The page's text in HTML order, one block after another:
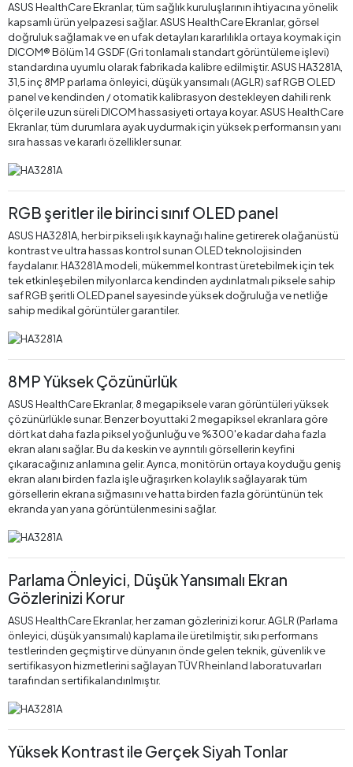
ASUS HealthCare Ekranlar, tüm sağlık kuruluşlarının ihtiyacına yönelik
kapsamlı ürün yelpazesi sağlar. ASUS HealthCare Ekranlar, görsel
doğruluk sağlamak ve en ufak detayları kararlılıkla ortaya koymak için
DICOM® Bölüm 14 GSDF (Gri tonlamalı standart görüntüleme işlevi)
standardına uyumlu olarak fabrikada kalibre edilmiştir. ASUS HA3281A,
31,5 inç 8MP parlama önleyici, düşük yansımalı (AGLR) saf RGB OLED
panel ve kendinden / otomatik kalibrasyon destekleyen dahili renk
ölçer ile uzun süreli DICOM hassasiyeti ortaya koyar. ASUS HealthCare
Ekranlar, tüm durumlara ayak uydurmak için yüksek performansın yanı
sıra hassas ve kararlı özellikler sunar.
RGB şeritler ile birinci sınıf OLED panel
ASUS HA3281A, her bir pikseli ışık kaynağı haline getirerek olağanüstü
kontrast ve ultra hassas kontrol sunan OLED teknolojisinden
faydalanır. HA3281A modeli, mükemmel kontrast üretebilmek için tek
tek etkinleşebilen milyonlarca kendinden aydınlatmalı piksele sahip
saf RGB şeritli OLED panel sayesinde yüksek doğruluğa ve netliğe
sahip medikal görüntüler garantiler.
8MP Yüksek Çözünürlük
ASUS HealthCare Ekranlar, 8 megapiksele varan görüntüleri yüksek
çözünürlükle sunar. Benzer boyuttaki 2 megapiksel ekranlara göre
dört kat daha fazla piksel yoğunluğu ve %300'e kadar daha fazla
ekran alanı sağlar. Bu da keskin ve ayrıntılı görsellerin keyfini
çıkaracağınız anlamına gelir. Ayrıca, monitörün ortaya koyduğu geniş
ekran alanı birden fazla işle uğraşırken kolaylık sağlayarak tüm
görsellerin ekrana sığmasını ve hatta birden fazla görüntünün tek
ekranda yan yana görüntülenmesini sağlar.
Parlama Önleyici, Düşük Yansımalı Ekran
Gözlerinizi Korur
ASUS HealthCare Ekranlar, her zaman gözlerinizi korur. AGLR (Parlama
önleyici, düşük yansımalı) kaplama ile üretilmiştir, sıkı performans
testlerinden geçmiştir ve dünyanın önde gelen teknik, güvenlik ve
sertifikasyon hizmetlerini sağlayan TÜV Rheinland laboratuvarları
tarafından sertifikalandırılmıştır.
Yüksek Kontrast ile Gerçek Siyah Tonlar